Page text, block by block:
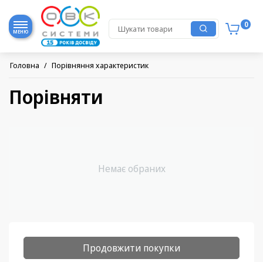
МЕНЮ
0
Головна / Порівняння характеристик
Порівняти
Немає обраних
Продовжити покупки